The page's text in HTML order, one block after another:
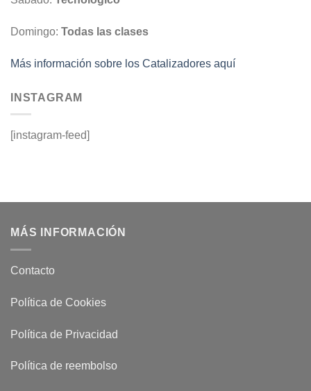
Domingo: Todas las clases
Más información sobre los Catalizadores aquí
INSTAGRAM
[instagram-feed]
MÁS INFORMACIÓN
Contacto
Política de Cookies
Política de Privacidad
Política de reembolso